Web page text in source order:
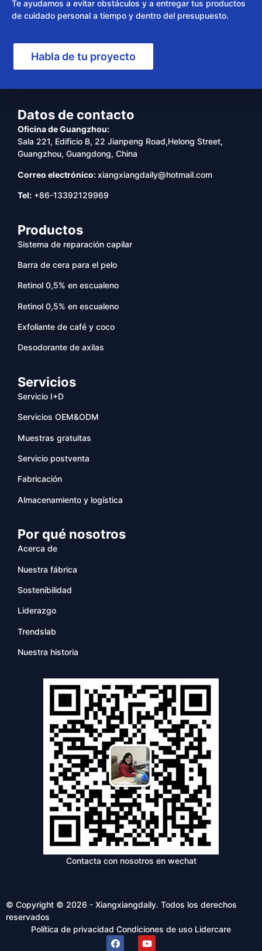
Te ayudamos a evitar obstáculos y a entregar tus productos
de cuidado personal a tiempo y dentro del presupuesto.
Habla de tu proyecto
Datos de contacto
Oficina de Guangzhou:
Sala 221, Edificio B, 22 Jianpeng Road,Helong Street,
Guangzhou, Guangdong, China
Correo electrónico:xiangxiangdaily@hotmail.com
Tel: +86-13392129969
Productos
Sistema de reparación capilar
Barra de cera para el pelo
Retinol 0,5% en escualeno
Retinol 0,5% en escualeno
Exfoliante de café y coco
Desodorante de axilas
Servicios
Servicio I+D
Servicios OEM&ODM
Muestras gratuitas
Servicio postventa
Fabricación
Almacenamiento y logística
Por qué nosotros
Acerca de
Nuestra fábrica
Sostenibilidad
Liderazgo
Trendslab
Nuestra historia
Contacta con nosotros en wechat
© Copyright © 2026 - Xiangxiangdaily. Todos los derechos
reservados
Política de privacidad Condiciones de uso Lidercare